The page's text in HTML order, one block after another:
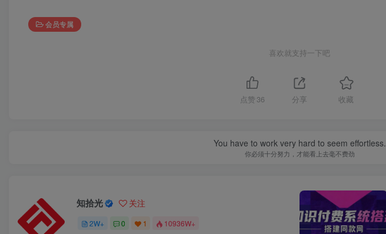
会员专属
喜欢就支持一下吧
点赞 36 分享 收藏
You have to work very hard to seem effortless.
你必须十分努力，才能看上去毫不费劲
知拾光 关注
2W+ 0 1 10936W+